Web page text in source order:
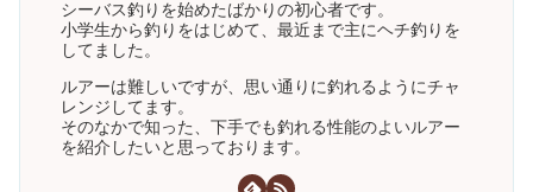
シーバス釣りを始めたばかりの初心者です。
小学生から釣りをはじめて、最近まで主にヘチ釣りを
してました。
ルアーは難しいですが、思い通りに釣れるようにチャ
レンジしてます。
そのなかで知った、下手でも釣れる性能のよいルアー
を紹介したいと思っております。